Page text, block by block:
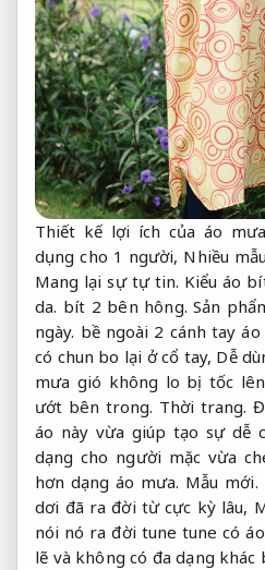
Thiết kế lợi ích của áo
dụng cho 1 người, Nhiều
Mang lại sự tự tin. Kiểu áo
da. bít 2 bên hông.Sản
ngày. bề ngoài 2 cánh tay áo
có chun bo lại ở cổ tay, Dễ
mưa gió không lo bị tốc
ướt bên trong. Thời trang.
áo này vừa giúp tạo sự dễ
dạng cho người mặc vừa
hơn dạng áo mưa. Mẫu mới.
dơi đã ra đời từ cực kỳ lâu,
nói nó ra đời tune tune có
lẽ và không có đa dạng